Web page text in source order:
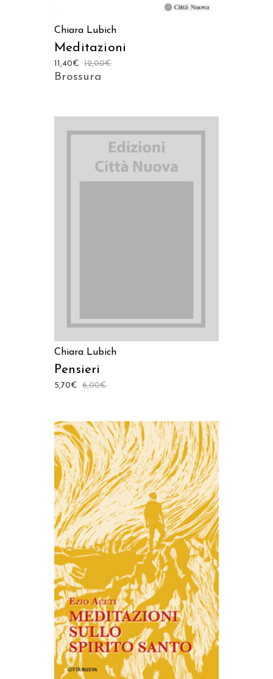
Chiara Lubich
Meditazioni
12,00€
11,40€
Brossura
Chiara Lubich
Pensieri
6,00€
5,70€
AGGIUNGI AL CARRELLO